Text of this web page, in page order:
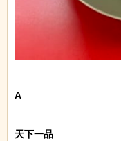
A
天下一品